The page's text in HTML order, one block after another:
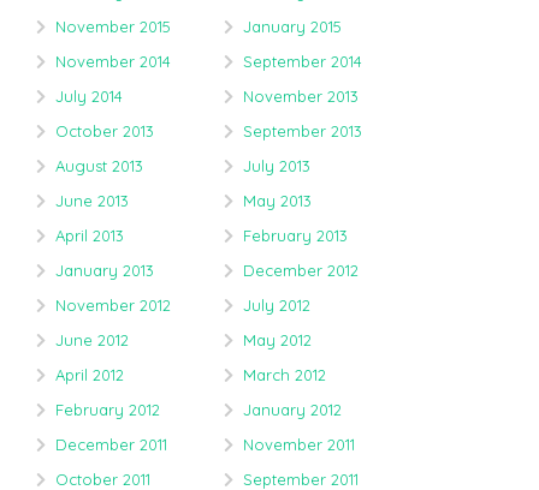
November 2015
January 2015
November 2014
September 2014
July 2014
November 2013
October 2013
September 2013
August 2013
July 2013
June 2013
May 2013
April 2013
February 2013
January 2013
December 2012
November 2012
July 2012
June 2012
May 2012
April 2012
March 2012
February 2012
January 2012
December 2011
November 2011
October 2011
September 2011